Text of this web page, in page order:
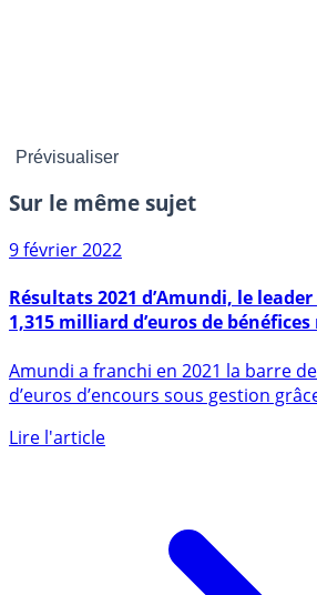
Sur le même sujet
Résultats 2021 d’Amundi, le leader
hausse de +37%
Amundi a franchi en 2021 la barre
d’euros d’encours sous gestion
Lyxor. (...)